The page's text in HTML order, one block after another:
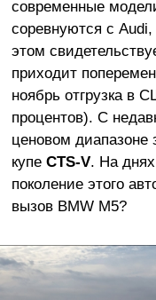
современные
соревнуются с
этом
приходит
ноябрь отгрузка в
процентов). С
ценовом
купе CTS-V. На
поколение этого
вызов BMW M5?